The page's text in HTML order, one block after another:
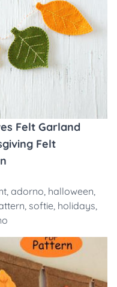
Felt Garland
Felt
, adorno, halloween,
, softie, holidays,